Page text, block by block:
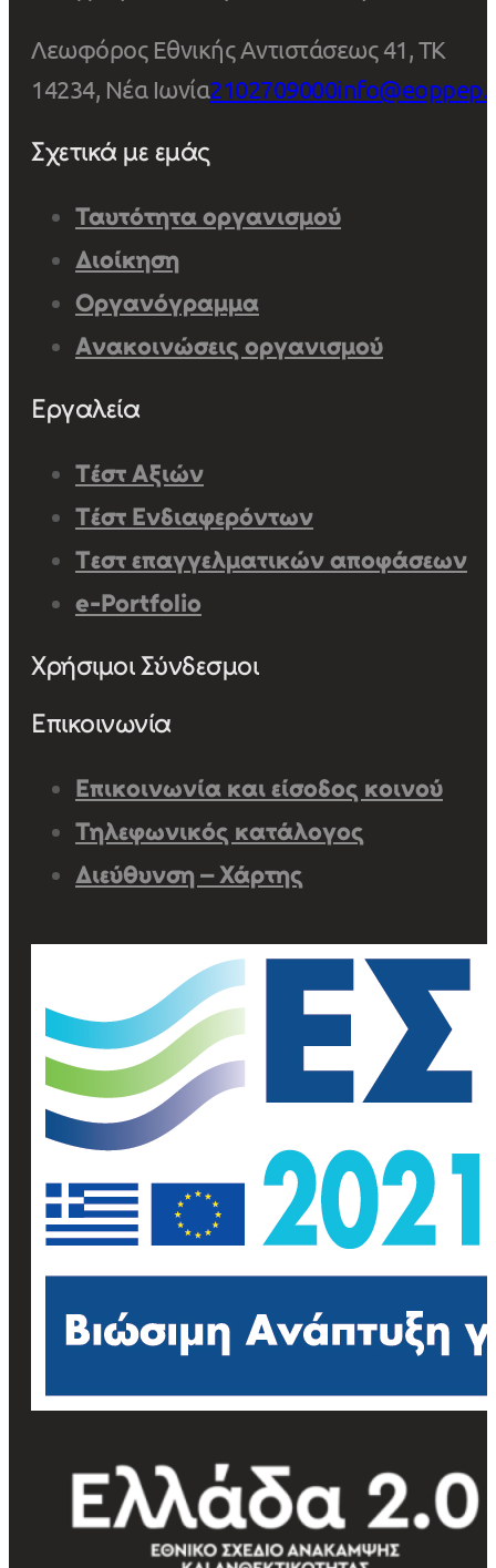
Λεωφόρος Εθνικής Αντιστάσεως 41, ΤΚ
14234, Νέα Ιωνία2102709000
Σχετικά με εμάς
Ταυτότητα οργανισμού
Διοίκηση
Οργανόγραμμα
Ανακοινώσεις οργανισμού
Εργαλεία
Τέστ Αξιών
Τέστ Ενδιαφερόντων
Τεστ επαγγελματικών αποφάσεων
e-Portfolio
Χρήσιμοι Σύνδεσμοι
Επικοινωνία
Επικοινωνία και είσοδος κοινού
Τηλεφωνικός κατάλογος
Διεύθυνση – Χάρτης